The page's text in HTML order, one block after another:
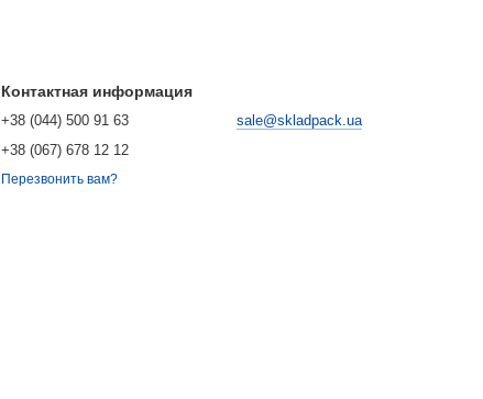
Контактная информация
+38 (044) 500 91 63
+38 (067) 678 12 12
Перезвонить вам?
sale@skladpack.ua